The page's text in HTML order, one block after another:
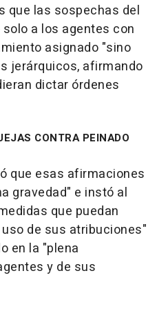
que las sospechas del
a los agentes con
asignado "sino
jerárquicos, afirmando
dictar órdenes
CONTRA PEINADO
que esas afirmaciones
gravedad" e instó al
que puedan
de sus atribuciones"
en la "plena
y de sus